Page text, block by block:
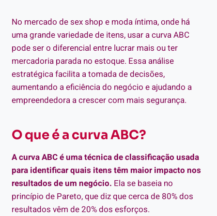
No mercado de sex shop e moda íntima, onde há
uma grande variedade de itens, usar a curva ABC
pode ser o diferencial entre lucrar mais ou ter
mercadoria parada no estoque. Essa análise
estratégica facilita a tomada de decisões,
aumentando a eficiência do negócio e ajudando a
empreendedora a crescer com mais segurança.
O que é a curva ABC?
A curva ABC é uma técnica de classificação usada
para identificar quais itens têm maior impacto nos
resultados de um negócio. Ela se baseia no
princípio de Pareto, que diz que cerca de 80% dos
resultados vêm de 20% dos esforços.